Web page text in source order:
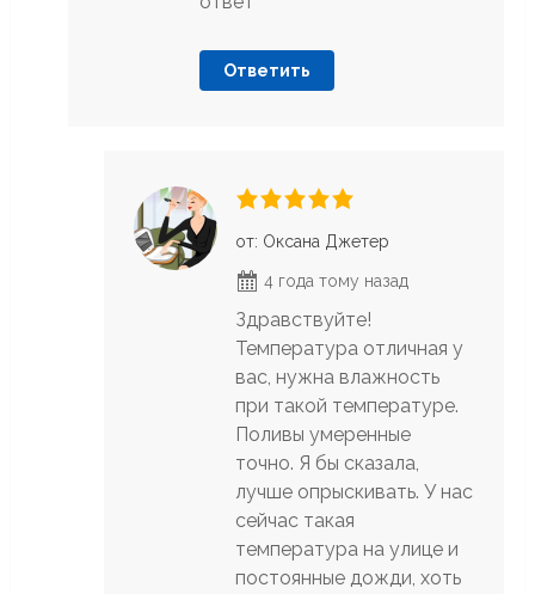
Ответить
от: Оксана Джетер
4 года тому назад
Здравствуйте!
Температура отличная у
вас, нужна влажность
при такой температуре.
Поливы умеренные
точно. Я бы сказала,
лучше опрыскивать. У нас
сейчас такая
температура на улице и
постоянные дожди, хоть